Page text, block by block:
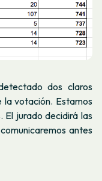
dos claros
la votación. Estamos
El jurado decidirá las
antes